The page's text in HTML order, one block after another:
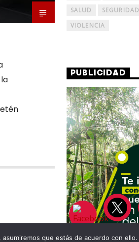
SALUD
SEGURIDAD
VIOLENCIA
PUBLICIDAD
que estás de acuerdo con ello.